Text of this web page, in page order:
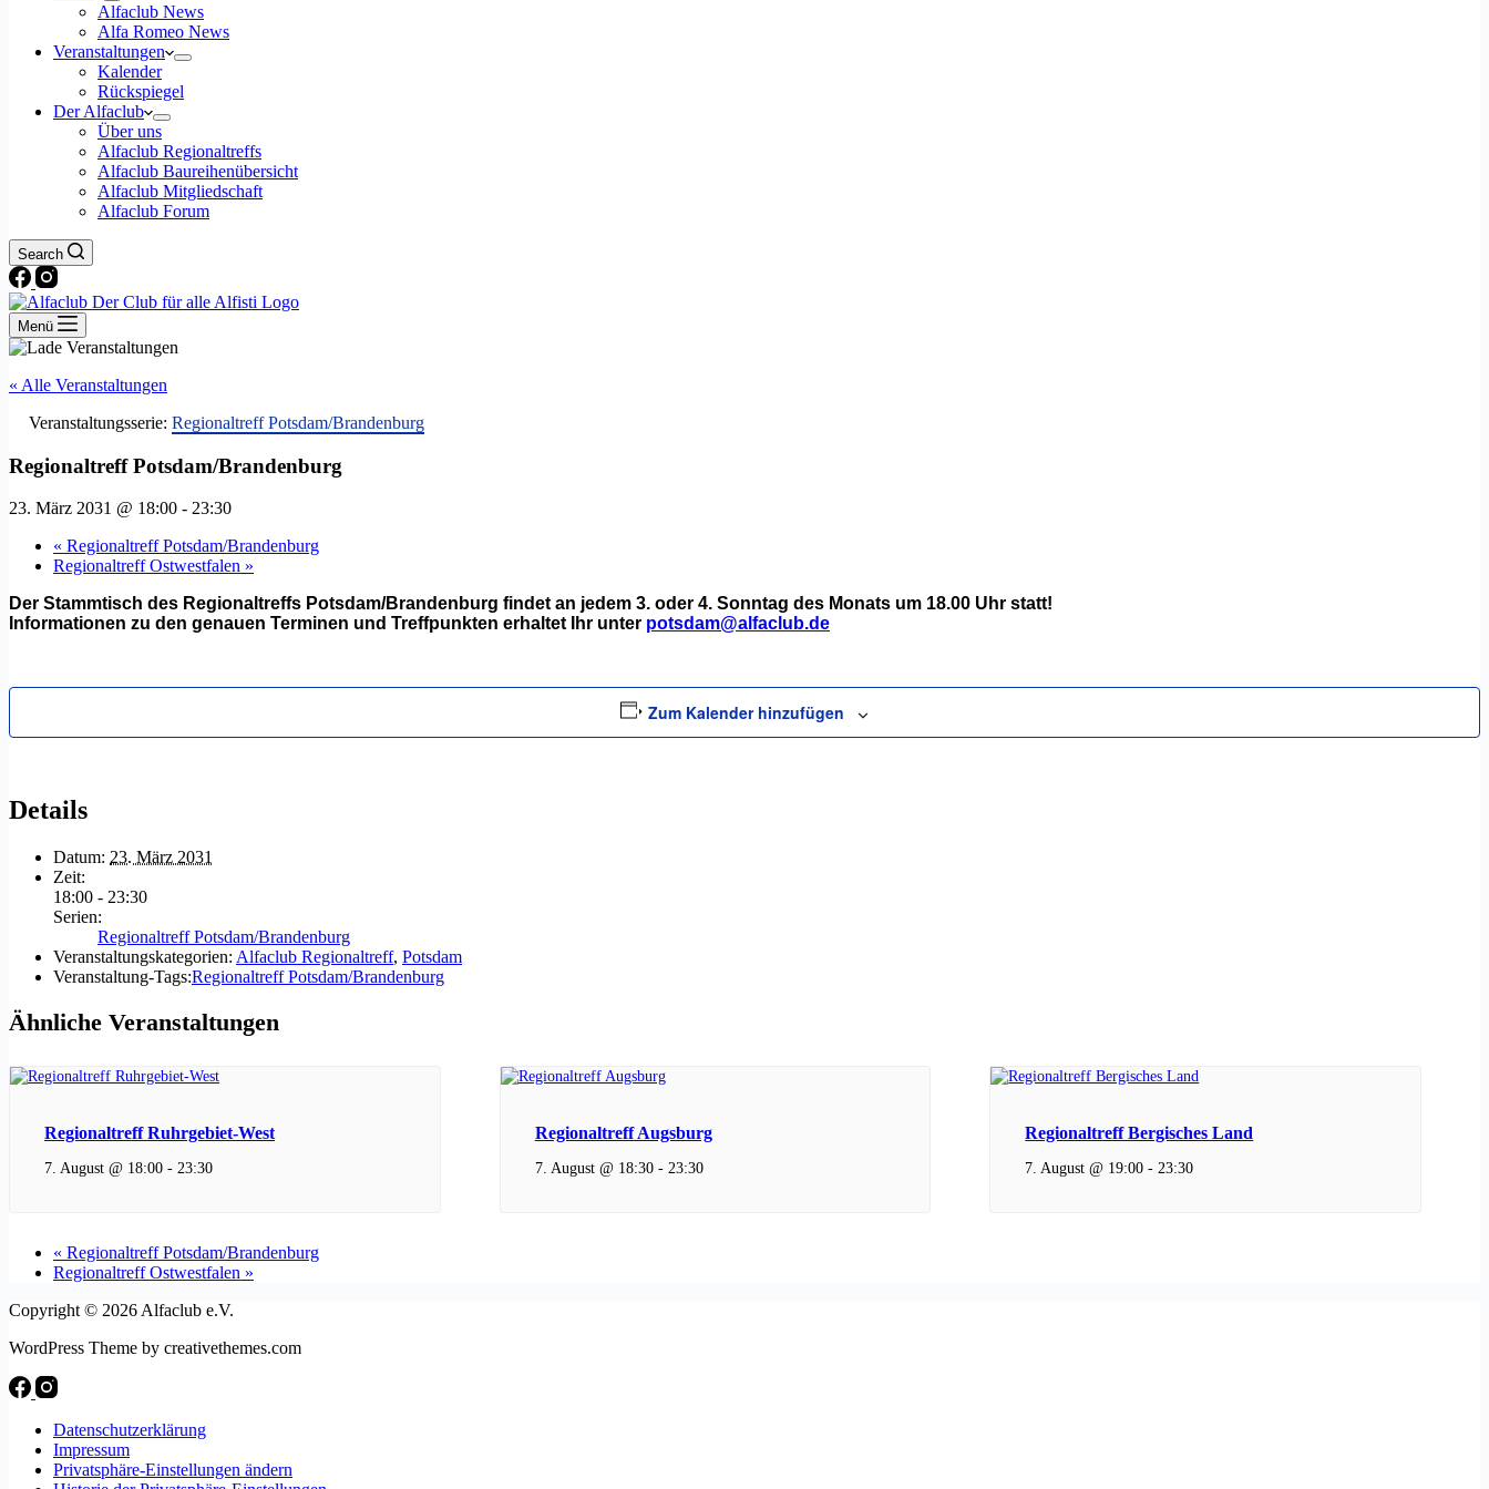
Alfaclub News
Alfa Romeo News
Veranstaltungen
Kalender
Rückspiegel
Der Alfaclub
Über uns
Alfaclub Regionaltreffs
Alfaclub Baureihenübersicht
Alfaclub Mitgliedschaft
Alfaclub Forum
Search
Menü
« Alle Veranstaltungen
Veranstaltungsserie: Regionaltreff Potsdam/Brandenburg
Regionaltreff Potsdam/Brandenburg
23. März 2031 @ 18:00 - 23:30
« Regionaltreff Potsdam/Brandenburg
Regionaltreff Ostwestfalen »
Der Stammtisch des Regionaltreffs Potsdam/Brandenburg findet an jedem 3. oder 4. Sonntag des Monats um 18.00 Uhr statt!
Informationen zu den genauen Terminen und Treffpunkten erhaltet Ihr unter potsdam@alfaclub.de
Zum Kalender hinzufügen
Details
Datum: 23. März 2031
Zeit:
18:00 - 23:30
Serien:
Regionaltreff Potsdam/Brandenburg
Veranstaltungskategorien: Alfaclub Regionaltreff, Potsdam
Veranstaltung-Tags:Regionaltreff Potsdam/Brandenburg
Ähnliche Veranstaltungen
Regionaltreff Ruhrgebiet-West
7. August @ 18:00 - 23:30
Regionaltreff Augsburg
7. August @ 18:30- 23:30
Regionaltreff Bergisches Land
7. August @ 19:00 -23:30
« Regionaltreff Potsdam/Brandenburg
Regionaltreff Ostwestfalen »
Copyright © 2026 Alfaclub e.V.
WordPress Theme by creativethemes.com
Datenschutzerklärung
Impressum
Privatsphäre-Einstellungen ändern